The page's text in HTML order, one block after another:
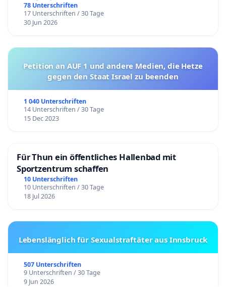
78 Unterschriften
17 Unterschriften / 30 Tage
30 Jun 2026
Petition an AUF 1 und andere Medien, die Hetze
gegen den Staat Israel zu beenden
1 040 Unterschriften
14 Unterschriften / 30 Tage
15 Dec 2023
Für Thun ein öffentliches Hallenbad mit
Sportzentrum schaffen
10 Unterschriften
10 Unterschriften / 30 Tage
18 Jul 2026
Lebenslänglich für Sexualstraftäter aus Innsbruck
507 Unterschriften
9 Unterschriften / 30 Tage
9 Jun 2026